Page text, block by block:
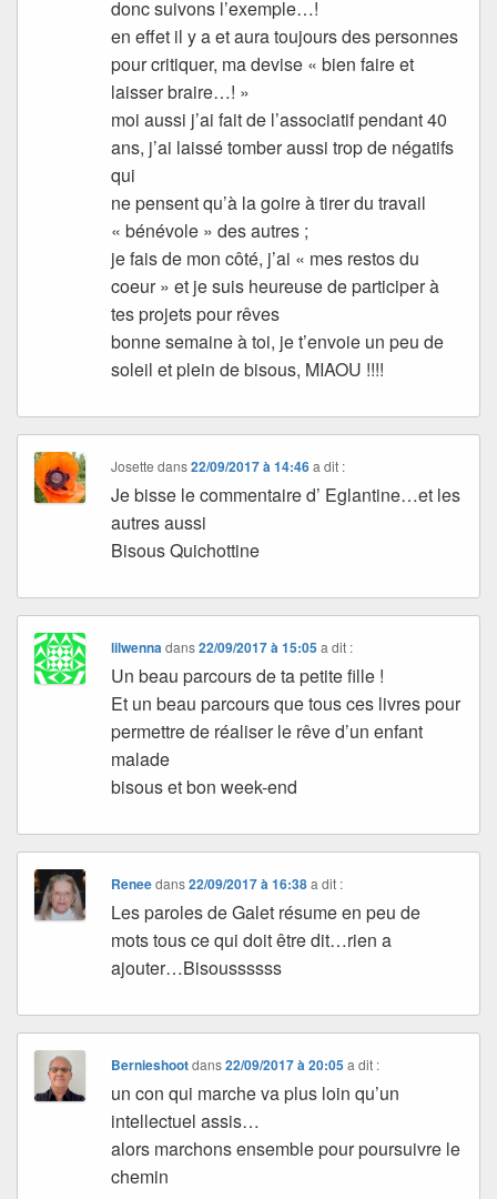
donc suivons l’exemple…!
en effet il y a et aura toujours des personnes
pour critiquer, ma devise « bien faire et
laisser braire…! »
moi aussi j’ai fait de l’associatif pendant 40
ans, j’ai laissé tomber aussi trop de négatifs
qui
ne pensent qu’à la goire à tirer du travail
« bénévole » des autres ;
je fais de mon côté, j’ai « mes restos du
coeur » et je suis heureuse de participer à
tes projets pour rêves
bonne semaine à toi, je t’envoie un peu de
soleil et plein de bisous, MIAOU !!!!
Josette dans22/09/2017 à 14:46 a dit :
Je bisse le commentaire d’ Eglantine…et les
autres aussi
Bisous Quichottine
lilwennadans22/09/2017 à 15:05 a dit :
Un beau parcours de ta petite fille !
Et un beau parcours que tous ces livres pour
permettre de réaliser le rêve d’un enfant
malade
bisous et bon week-end
Reneedans22/09/2017 à 16:38 a dit :
Les paroles de Galet résume en peu de
mots tous ce qui doit être dit…rien a
ajouter…Bisoussssss
Bernieshootdans22/09/2017 à 20:05 a dit :
un con qui marche va plus loin qu’un
intellectuel assis…
alors marchons ensemble pour poursuivre le
chemin